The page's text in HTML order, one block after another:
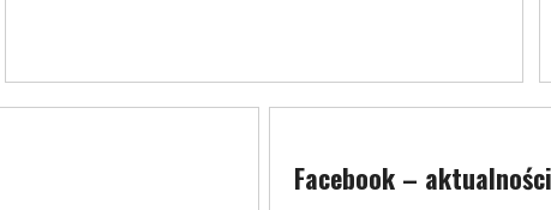
funkcjonalności oraz niezbędnych integracji. Po wstępnej
Facebook –